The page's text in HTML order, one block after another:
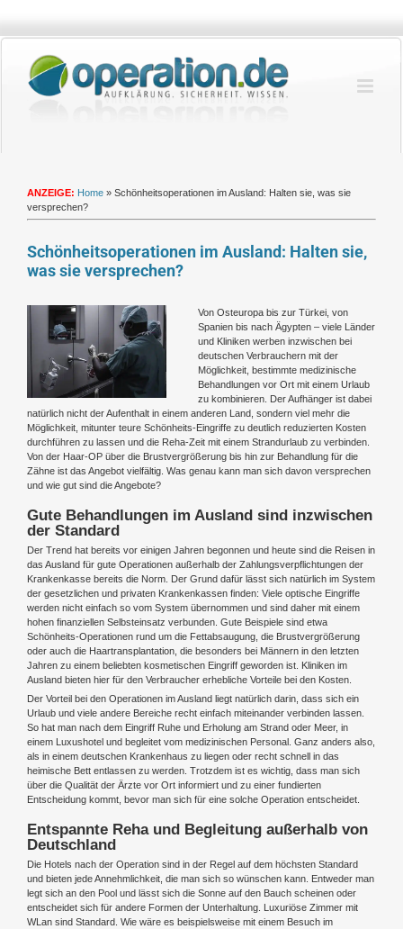
springen
ANZEIGE: Home » Schönheitsoperationen im Ausland: Halten sie, was sie
versprechen?
Schönheitsoperationen im Ausland: Halten sie,
was sie versprechen?
grösseres
Von Osteuropa bis zur Türkei, von
Spanien bis nach Ägypten – viele Länder
und Kliniken werben inzwischen bei
deutschen Verbrauchern mit der
Möglichkeit, bestimmte medizinische
Behandlungen vor Ort mit einem Urlaub
zu kombinieren. Der Aufhänger ist dabei
natürlich nicht der Aufenthalt in einem anderen Land, sondern viel mehr die
Möglichkeit, mitunter teure Schönheits-Eingriffe zu deutlich reduzierten Kosten
durchführen zu lassen und die Reha-Zeit mit einem Strandurlaub zu verbinden.
Von der Haar-OP über die Brustvergrößerung bis hin zur Behandlung für die
Zähne ist das Angebot vielfältig. Was genau kann man sich davon versprechen
und wie gut sind die Angebote?
Gute Behandlungen im Ausland sind inzwischen
der Standard
Der Trend hat bereits vor einigen Jahren begonnen und heute sind die Reisen in
das Ausland für gute Operationen außerhalb der Zahlungsverpflichtungen der
Krankenkasse bereits die Norm. Der Grund dafür lässt sich natürlich im System
der gesetzlichen und privaten Krankenkassen finden: Viele optische Eingriffe
werden nicht einfach so vom System übernommen und sind daher mit einem
hohen finanziellen Selbsteinsatz verbunden. Gute Beispiele sind etwa
Schönheits-Operationen rund um die Fettabsaugung, die Brustvergrößerung
oder auch die Haartransplantation, die besonders bei Männern in den letzten
Jahren zu einem beliebten kosmetischen Eingriff geworden ist. Kliniken im
Ausland bieten hier für den Verbraucher erhebliche Vorteile bei den Kosten.
Der Vorteil bei den Operationen im Ausland liegt natürlich darin, dass sich ein
Urlaub und viele andere Bereiche recht einfach miteinander verbinden lassen.
So hat man nach dem Eingriff Ruhe und Erholung am Strand oder Meer, in
einem Luxushotel und begleitet vom medizinischen Personal. Ganz anders also,
als in einem deutschen Krankenhaus zu liegen oder recht schnell in das
heimische Bett entlassen zu werden. Trotzdem ist es wichtig, dass man sich
über die Qualität der Ärzte vor Ort informiert und zu einer fundierten
Entscheidung kommt, bevor man sich für eine solche Operation entscheidet.
Entspannte Reha und Begleitung außerhalb von
Deutschland
Die Hotels nach der Operation sind in der Regel auf dem höchsten Standard
und bieten jede Annehmlichkeit, die man sich so wünschen kann. Entweder man
legt sich an den Pool und lässt sich die Sonne auf den Bauch scheinen oder
entscheidet sich für andere Formen der Unterhaltung. Luxuriöse Zimmer mit
WLan sind Standard. Wie wäre es beispielsweise mit einem Besuch im